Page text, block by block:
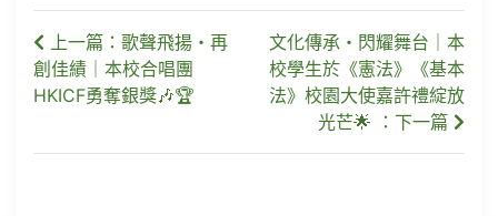
上一篇：歌聲飛揚・再
創佳績｜本校合唱團
HKICF勇奪銀獎🎶🏆
文化傳承・閃耀舞台｜本
校學生於《憲法》《基本
法》校園大使嘉許禮綻放
光芒🌟 ：下一篇